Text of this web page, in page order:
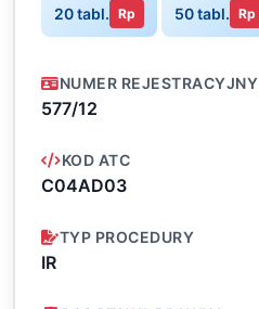
20 tabl. Rp 50 tabl. Rp
NUMER REJESTRACYJNY
577/12
KOD ATC
C04AD03
TYP PROCEDURY
IR